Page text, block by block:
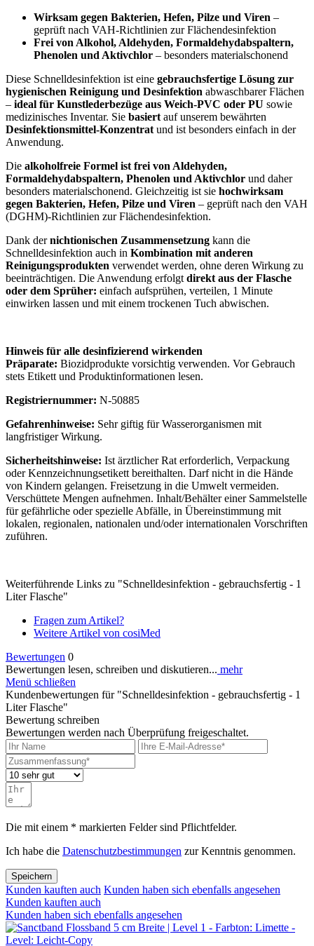
Wirksam gegen Bakterien, Hefen, Pilze und Viren –
geprüft nach VAH-Richtlinien zur Flächendesinfektion
Frei von Alkohol, Aldehyden, Formaldehydabspaltern,
Phenolen und Aktivchlor – besonders materialschonend
Diese Schnelldesinfektion ist eine gebrauchsfertige Lösung zur
hygienischen Reinigung und Desinfektion abwaschbarer Flächen
– ideal für Kunstlederbezüge aus Weich-PVC oder PU sowie
medizinisches Inventar. Sie basiert auf unserem bewährten
Desinfektionsmittel-Konzentrat und ist besonders einfach in der
Anwendung.
Die alkoholfreie Formel ist frei von Aldehyden,
Formaldehydabspaltern, Phenolen und Aktivchlor und daher
besonders materialschonend. Gleichzeitig ist sie hochwirksam
gegen Bakterien, Hefen, Pilze und Viren – geprüft nach den VAH
(DGHM)-Richtlinien zur Flächendesinfektion.
Dank dernichtionischen Zusammensetzung kann die
Schnelldesinfektion auch in Kombination mit anderen
Reinigungsprodukten verwendet werden, ohne deren Wirkung zu
beeinträchtigen. Die Anwendung erfolgt direkt aus der Flasche
oder dem Sprüher: einfach aufsprühen, verteilen, 1 Minute
einwirken lassen und mit einem trockenen Tuch abwischen.
Hinweis für alle desinfizierend wirkenden
Präparate: Biozidprodukte vorsichtig verwenden. Vor Gebrauch
stets Etikett und Produktinformationen lesen.
Registriernummer: N-50885
Gefahrenhinweise: Sehr giftig für Wasserorganismen mit
langfristiger Wirkung.
Sicherheitshinweise: Ist ärztlicher Rat erforderlich, Verpackung
oder Kennzeichnungsetikett bereithalten. Darf nicht in die Hände
von Kindern gelangen. Freisetzung in die Umwelt vermeiden.
Verschüttete Mengen aufnehmen. Inhalt/Behälter einer Sammelstelle
für gefährliche oder spezielle Abfälle, in Übereinstimmung mit
lokalen, regionalen, nationalen und/oder internationalen Vorschriften
zuführen.
Weiterführende Links zu "Schnelldesinfektion - gebrauchsfertig - 1
Liter Flasche"
Fragen zum Artikel?
Weitere Artikel von cosiMed
Bewertungen 0
Bewertungen lesen, schreiben und diskutieren... mehr
Menü schließen
Kundenbewertungen für "Schnelldesinfektion - gebrauchsfertig - 1
Liter Flasche"
Bewertung schreiben
Bewertungen werden nach Überprüfung freigeschaltet.
Die mit einem * markierten Felder sind Pflichtfelder.
Ich habe die Datenschutzbestimmungen zur Kenntnis genommen.
Speichern
Kunden kauften auch Kunden haben sich ebenfalls angesehen
Kunden kauften auch
Kunden haben sich ebenfalls angesehen